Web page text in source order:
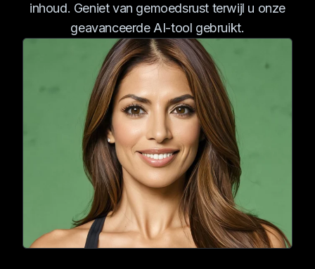
inhoud. Geniet van gemoedsrust terwijl u onze
geavanceerde AI-tool gebruikt.